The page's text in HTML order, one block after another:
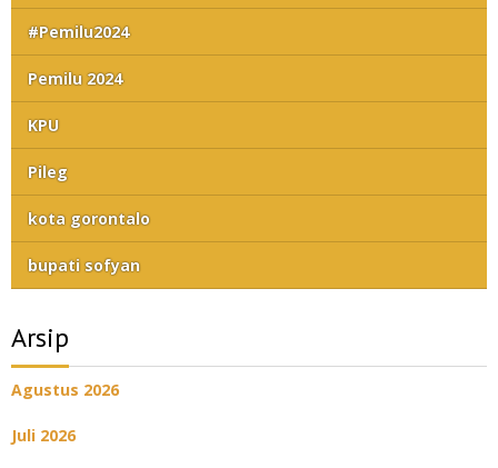
#Pemilu2024
Pemilu 2024
KPU
Pileg
kota gorontalo
bupati sofyan
Arsip
Agustus 2026
Juli 2026